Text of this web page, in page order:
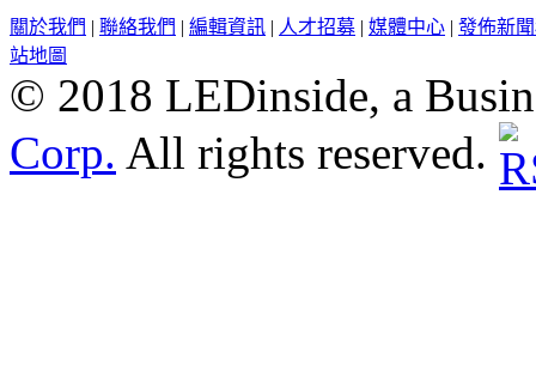
關於我們 | 聯絡我們 | 編輯資訊 | 人才招募 | 媒體中心 | 發佈新
站地圖
© 2018 LEDinside, a
Corp. All rights reserved.